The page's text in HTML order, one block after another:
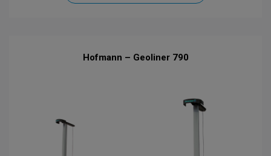
Hofmann – Geoliner 790